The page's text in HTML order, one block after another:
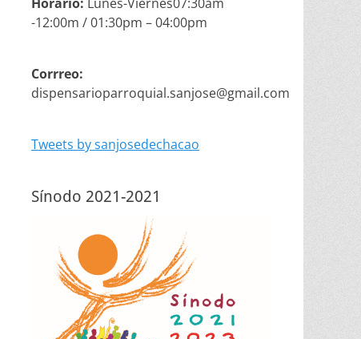
-12:00m / 01:30pm – 04:00pm
Corrreo:
dispensarioparroquial.sanjose@gmail.com
Tweets by sanjosedechacao
Sínodo 2021-2021